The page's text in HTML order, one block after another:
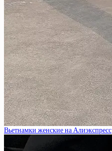
Вьетнамки женские на Алиэкспресс